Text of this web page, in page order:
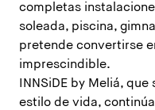
completas
soleada, piscina,
pretende convertirse
imprescindible.
INNSiDE by Meliá,
estilo de vida,